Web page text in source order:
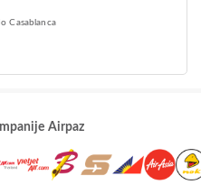
Casablanca
Airpaz